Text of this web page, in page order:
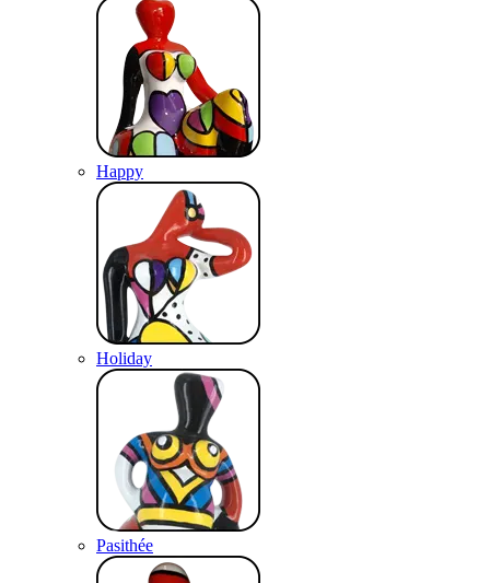
Happy
Holiday
Pasithée